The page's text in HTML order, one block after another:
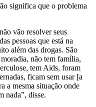
significa que o problema
vão resolver seus
pessoas que está na
além das drogas. São
não tem família,
tem Aids, foram
ficam sem usar [a
a mesma situação onde
nada”, disse.